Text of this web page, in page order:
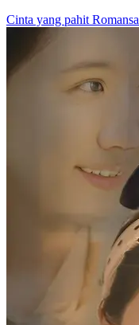
Cinta yang pahit Romansa